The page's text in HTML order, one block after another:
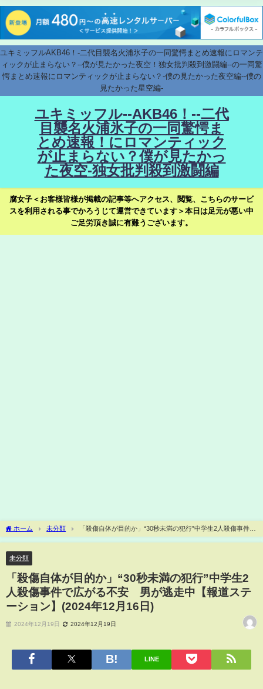
ユキミッフルAKB46！-二代目襲名火浦氷子の一同驚愕まとめ速報にロマンテ
ィックが止まらない？--僕が見たかった夜空！独女批判殺到激闘編--の一同驚
愕まとめ速報にロマンティックが止まらない？-僕の見たかった夜空編--僕の
見たかった星空編-
ユキミッフル--AKB46！--二代
目襲名火浦氷子の一同驚愕ま
とめ速報！にロマンティック
が止まらない？僕が見たかっ
た夜空-独女批判殺到激闘編
腐女子＜お客様皆様が掲載の記事等へアクセス、閲覧、こちらのサービ
スを利用される事でかろうじて運営できています＞本日は足元が悪い中
ご足労頂き誠に有難うございます。
ホーム 未分類
「殺傷自体が目的か」“30秒未満の犯行”中学生2人殺傷事件で
広がる不安 男が逃走中【報道ステーション】(2024年12月16日)
未分類
「殺傷自体が目的か」“30秒未満の犯行”中学生2
人殺傷事件で広がる不安 男が逃走中【報道ステ
ーション】(2024年12月16日)
2024年12月19日 2024年12月19日
LINE